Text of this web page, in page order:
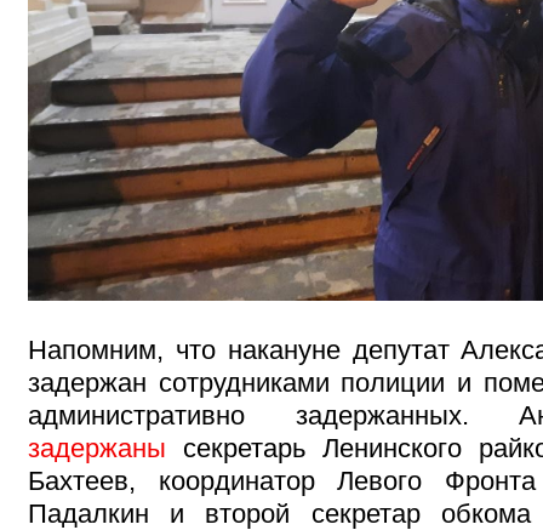
Напомним, что накануне депутат
задержан сотрудниками полиции и
административно задержанных.
задержаны секретарь Ленинского
Бахтеев, координатор Левого
Падалкин и второй секретар